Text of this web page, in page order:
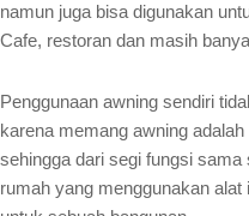
namun juga bisa digunakan
Cafe, restoran dan masih
Penggunaan awning sendiri
karena memang awning
sehingga dari segi fungsi
rumah yang menggunakan alat